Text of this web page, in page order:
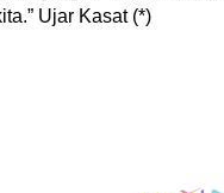
Ujar Kasat (*)